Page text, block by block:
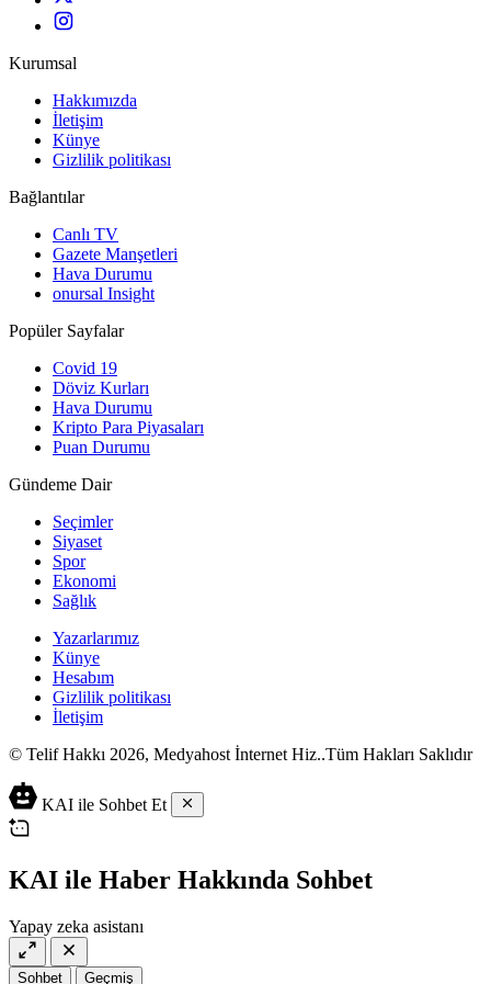
Kurumsal
Hakkımızda
İletişim
Künye
Gizlilik politikası
Bağlantılar
Canlı TV
Gazete Manşetleri
Hava Durumu
onursal Insight
Popüler Sayfalar
Covid 19
Döviz Kurları
Hava Durumu
Kripto Para Piyasaları
Puan Durumu
Gündeme Dair
Seçimler
Siyaset
Spor
Ekonomi
Sağlık
Yazarlarımız
Künye
Hesabım
Gizlilik politikası
İletişim
© Telif Hakkı 2026, Medyahost İnternet Hiz..Tüm Hakları Saklıdır
casino
siteleri
casino
2023
lordcasino
canlı
casino
siteleri
iyi
casino
vdcasino
vdcasino
giriş
ev
yapımı
salça
KAI ile Sohbet Et
KAI ile Haber Hakkında Sohbet
Yapay zeka asistanı
Sohbet Geçmiş